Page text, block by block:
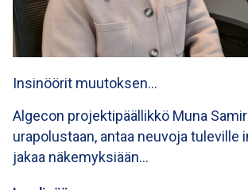
Insinöörit muutoksen…
Algecon projektipäällikkö Muna
urapolustaan, antaa neuvoja tuleville
jakaa näkemyksiään…